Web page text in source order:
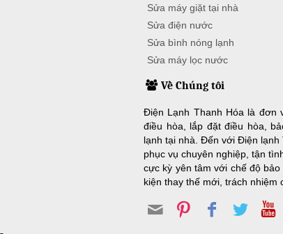
Sửa máy giặt tại nhà
Sửa điện nước
Sửa bình nóng lạnh
Sửa máy lọc nước
Về Chúng tôi
Điện Lạnh Thanh Hóa là đơn
điều hòa, lắp đặt điều hòa,
lạnh tại nhà. Đến với Điện
phục vụ chuyên nghiệp, tận
cực kỳ yên tâm với chế độ
kiện thay thế mới, trách nhiệm